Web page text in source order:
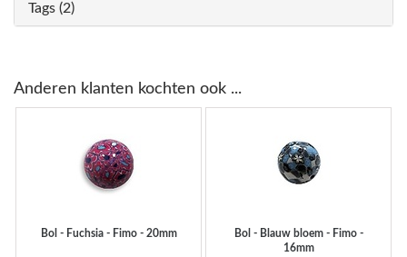
Tags (2)
Anderen klanten kochten ook ...
Bol - Fuchsia - Fimo - 20mm
Bol - Blauw bloem - Fimo -
16mm